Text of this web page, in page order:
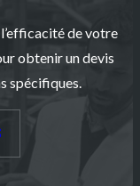
de votre
obtenir un devis
spécifiques.